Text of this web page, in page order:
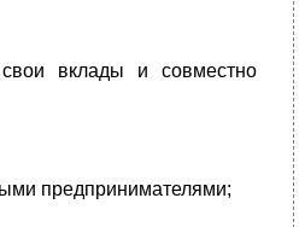
вклады и совместно
предпринимателями;